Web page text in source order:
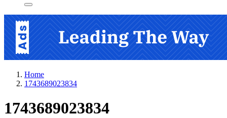
Home
1743689023834
1743689023834